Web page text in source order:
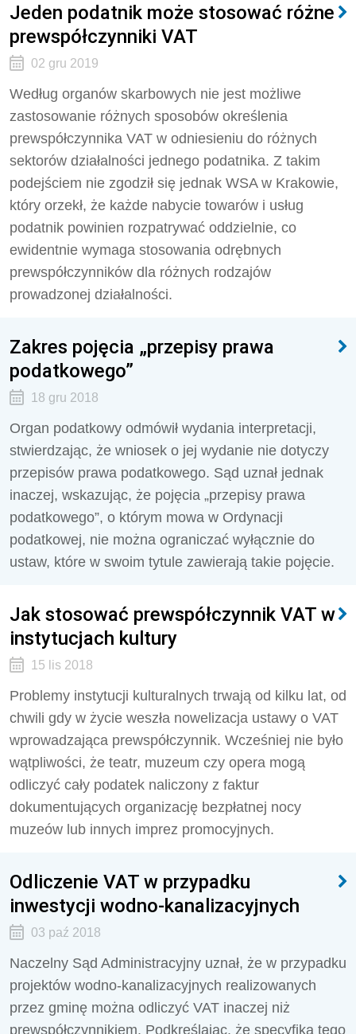
Jeden podatnik może stosować różne
prewspółczynniki VAT
02 gru 2019
Według organów skarbowych nie jest możliwe
zastosowanie różnych sposobów określenia
prewspółczynnika VAT w odniesieniu do różnych
sektorów działalności jednego podatnika. Z takim
podejściem nie zgodził się jednak WSA w Krakowie,
który orzekł, że każde nabycie towarów i usług
podatnik powinien rozpatrywać oddzielnie, co
ewidentnie wymaga stosowania odrębnych
prewspółczynników dla różnych rodzajów
prowadzonej działalności.
Zakres pojęcia „przepisy prawa
podatkowego”
18 gru 2018
Organ podatkowy odmówił wydania interpretacji,
stwierdzając, że wniosek o jej wydanie nie dotyczy
przepisów prawa podatkowego. Sąd uznał jednak
inaczej, wskazując, że pojęcia „przepisy prawa
podatkowego”, o którym mowa w Ordynacji
podatkowej, nie można ograniczać wyłącznie do
ustaw, które w swoim tytule zawierają takie pojęcie.
Jak stosować prewspółczynnik VAT w
instytucjach kultury
15 lis 2018
Problemy instytucji kulturalnych trwają od kilku lat, od
chwili gdy w życie weszła nowelizacja ustawy o VAT
wprowadzająca prewspółczynnik. Wcześniej nie było
wątpliwości, że teatr, muzeum czy opera mogą
odliczyć cały podatek naliczony z faktur
dokumentujących organizację bezpłatnej nocy
muzeów lub innych imprez promocyjnych.
Odliczenie VAT w przypadku
inwestycji wodno-kanalizacyjnych
03 paź 2018
Naczelny Sąd Administracyjny uznał, że w przypadku
projektów wodno-kanalizacyjnych realizowanych
przez gminę można odliczyć VAT inaczej niż
prewspółczynnikiem. Podkreślając, że specyfika tego